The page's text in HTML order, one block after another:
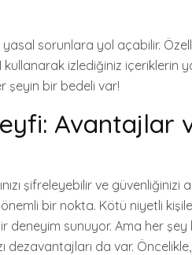
yasal sorunlara yol açabilir.
kullanarak izlediğiniz içeriklerin
şeyin bir bedeli var!
Avantajlar
şifreleyebilir ve güvenliğinizi
bir nokta. Kötü niyetli
deneyim sunuyor. Ama her
dezavantajları da var.